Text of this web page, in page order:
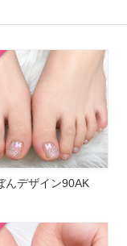
んデザイン90AK